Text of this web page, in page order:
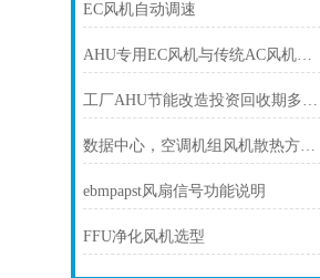
EC风机自动调速
AHU专用EC风机与传统AC风机有什么区别？
工厂AHU节能改造投资回收期多久？
数据中心，空调机组风机散热方案！
ebmpapst风扇信号功能说明
FFU净化风机选型